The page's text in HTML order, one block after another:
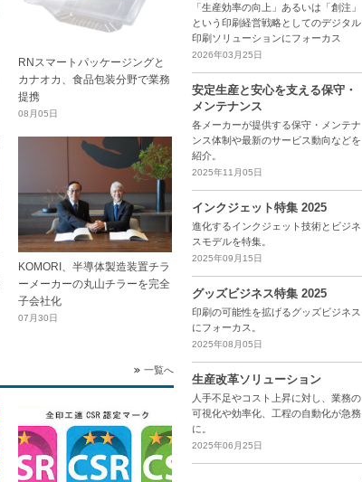
RNスマートパッケージングと
カナオカ、食品包装分野で業務
提携
08月05日
KOMORI、半導体製造装置チラ
ーメーカーの丸山チラーを完全
子会社化
07月30日
一覧へ
「生産効率の向上」あるいは「創注」
という印刷経営戦略としてのデジタル
印刷ソリューションにフォーカス
2026年03月25日
安定生産と安心を支える保守・
メンテナンス
各メーカーが提供する保守・メンテナ
ンス体制や最新のサービス動向などを
紹介。
2025年11月05日
インクジェット特集 2025
進化するインクジェット技術とビジネ
スモデルを特集。
2025年09月15日
グッズビジネス特集 2025
印刷の可能性を拡げるグッズビジネス
にフォーカス。
2025年08月05日
生産改革ソリューション
人手不足やコスト上昇に対し、業務の
可視化や効率化、工程の自動化が急務
に。
2025年06月25日